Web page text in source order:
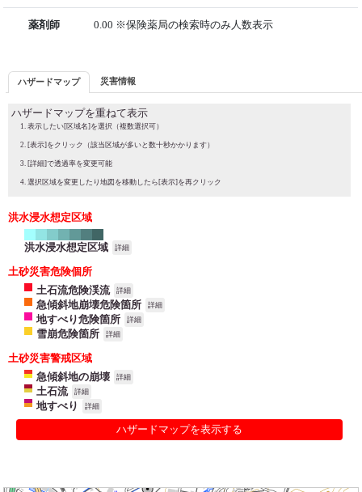
薬剤師 0.00 ※保険薬局の検索時のみ人数表示
ハザードマップ 災害情報
ハザードマップを重ねて表示
表示したい[区域名]を選択（複数選択可）
[表示]をクリック（該当区域が多いと数十秒かかります）
[詳細]で透過率を変更可能
選択区域を変更したり地図を移動したら[表示]を再クリック
洪水浸水想定区域
洪水浸水想定区域 詳細
土砂災害危険個所
土石流危険渓流
詳細
急傾斜地崩壊危険箇所 詳細
地すべり危険箇所 詳細
雪崩危険箇所 詳細
土砂災害警戒区域
急傾斜地の崩壊
詳細
土石流 詳細
地すべり 詳細
ハザードマップを表示する